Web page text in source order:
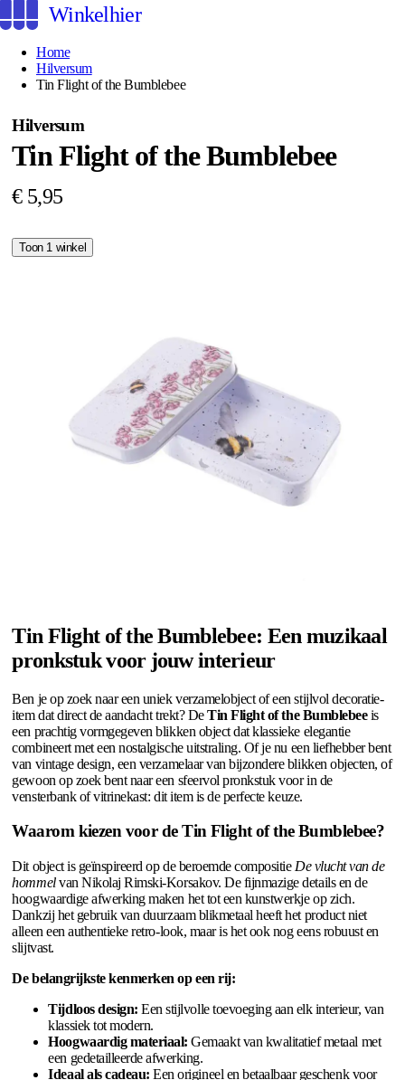
Winkelhier
Home
Hilversum
Tin Flight of the Bumblebee
Hilversum
Tin Flight of the Bumblebee
€ 5,95
Toon 1 winkel
Tin Flight of the Bumblebee: Een muzikaal
pronkstuk voor jouw interieur
Ben je op zoek naar een uniek verzamelobject of een stijlvol decoratie-
item dat direct de aandacht trekt? DeTin Flight of the Bumblebeeis
een prachtig vormgegeven blikken object dat klassieke elegantie
combineert met een nostalgische uitstraling. Of je nu een liefhebber bent
van vintage design, een verzamelaar van bijzondere blikken objecten, of
gewoon op zoek bent naar een sfeervol pronkstuk voor in de
vensterbank of vitrinekast: dit item is de perfecte keuze.
Waarom kiezen voor de Tin Flight of the Bumblebee?
Dit object is geïnspireerd op de beroemde compositie De vlucht van de
hommelvan Nikolaj Rimski-Korsakov. De fijnmazige details en de
hoogwaardige afwerking maken het tot een kunstwerkje op zich.
Dankzij het gebruik van duurzaam blikmetaal heeft het product niet
alleen een authentieke retro-look, maar is het ook nog eens robuust en
slijtvast.
De belangrijkste kenmerken op een rij:
Tijdloos design: Een stijlvolle toevoeging aan elk interieur, van
klassiek tot modern.
Hoogwaardig materiaal: Gemaakt van kwalitatief metaal met
een gedetailleerde afwerking.
Ideaal als cadeau: Een origineel en betaalbaar geschenk voor